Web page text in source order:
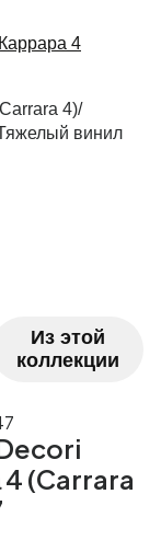
Каррара 4
4)/
винил
Из этой
коллекции
(Carrara